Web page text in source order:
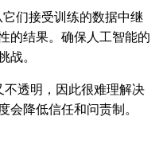
们接受训练的数据中继
的结果。确保人工智能的
。
透明，因此很难理解决
降低信任和问责制。